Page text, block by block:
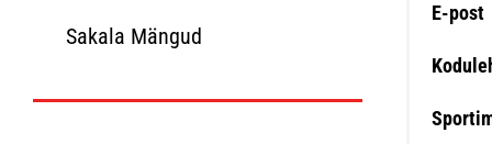
Sakala Mängud
E-post